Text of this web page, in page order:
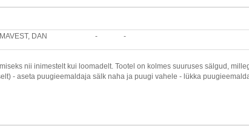
DAN - -
nii inimestelt kui loomadelt. Tootel on kolmes suuruses sälgud,
- aseta puugieemaldaja sälk naha ja puugi vahele - lükka